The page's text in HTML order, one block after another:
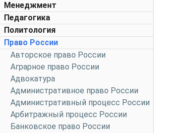
Менеджмент
Педагогика
Политология
Право России
Авторское право России
Аграрное право России
Адвокатура
Административное право России
Административный процесс России
Арбитражный процесс России
Банковское право России